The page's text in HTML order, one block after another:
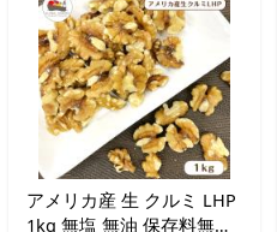
アメリカ産 生 クルミ LHP
1kg 無塩 無油 保存料無添